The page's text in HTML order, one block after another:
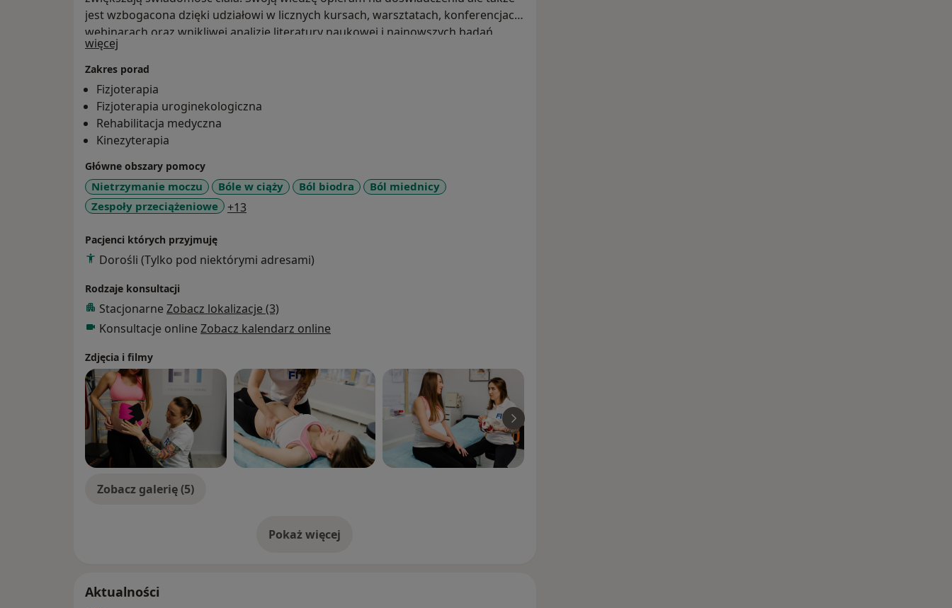
jest wzbogacona dzięki udziałowi w licznych kursach, warsztatach, konferencjach,
webinarach oraz wnikliwej analizie literatury naukowej i najnowszych badań.
więcej
Zakres porad
Fizjoterapia
Fizjoterapia uroginekologiczna
Rehabilitacja medyczna
Kinezyterapia
Główne obszary pomocy
Nietrzymanie moczu Bóle w ciąży Ból biodra
Ból miednicy
Zespoły przeciążeniowe
+13
Pacjenci których przyjmuję
Dorośli (Tylko pod niektórymi adresami)
Rodzaje konsultacji
Stacjonarne Zobacz lokalizacje (3)
Konsultacje online Zobacz kalendarz online
Zdjęcia i filmy
Zobacz galerię (5)
Pokaż więcejo doświadczeniu
Aktualności